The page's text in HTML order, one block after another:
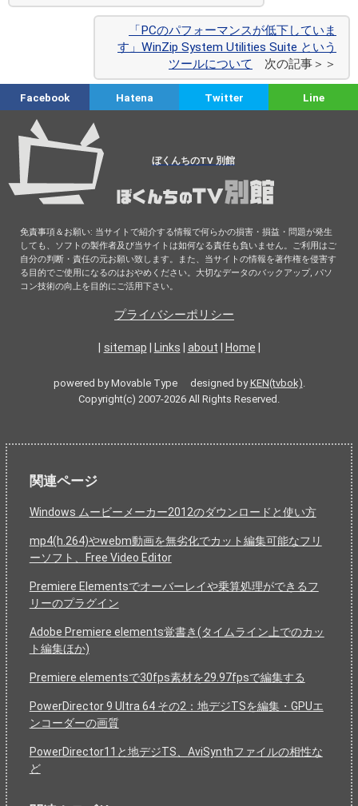
「PCのパフォーマンスが低下していま
す」WinZip System Utilities Suite という
ツールについて
次の記事＞＞
Facebook Hatena Twitter Line
ぼくんちのTV 別館
免責事項＆お願い: 当サイトで紹介する情報で何らかの損害・損益・問題が発生
しても、ソフトの製作者及び当サイトは如何なる責任も負いません。ご利用はご
自分の判断・責任の元お願い致します。また、当サイトの情報を著作権を侵害す
る目的でご使用になるのはおやめください。大切なデータのバックアップ, パソ
コン技術の向上を目的にご活用下さい。
プライバシーポリシー
sitemap Links about Home
powered by Movable Type designed byKEN(tvbok).
Copyright(c) 2007-2026 All Rights Reserved.
関連ページ
Windows ムービーメーカー2012のダウンロードと使い方
mp4(h.264)やwebm動画を無劣化でカット編集可能なフリ
ーソフト、Free Video Editor
Premiere Elementsでオーバーレイや乗算処理ができるフ
リーのプラグイン
Adobe Premiere elements覚書き(タイムライン上でのカッ
ト編集ほか)
Premiere elementsで30fps素材を29.97fpsで編集する
PowerDirector 9 Ultra 64 その2：地デジTSを編集・GPUエ
ンコーダーの画質
PowerDirector11と地デジTS、AviSynthファイルの相性な
ど